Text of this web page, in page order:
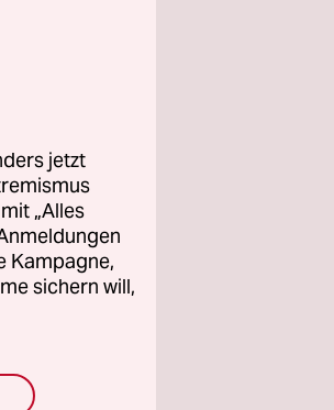
jetzt
„Alles
Kampagne,
sichern will,